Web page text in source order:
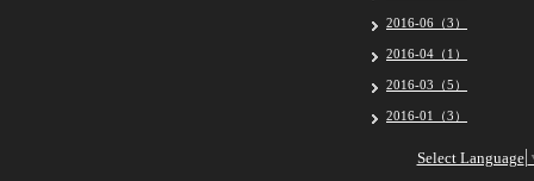
2016-06（3）
2016-04（1）
2016-03（5）
2016-01（3）
Select Language